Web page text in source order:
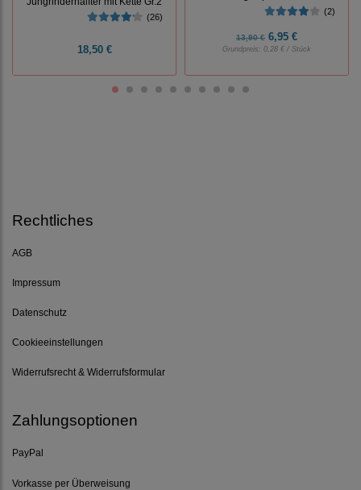
(26)
18,50 €
(2)
13,90 € 6,95 €
Grundpreis: 0,28 € / Stück
Rechtliches
AGB
Impressum
Datenschutz
Cookieeinstellungen
Widerrufsrecht & Widerrufsformular
Zahlungsoptionen
PayPal
Vorkasse per Überweisung